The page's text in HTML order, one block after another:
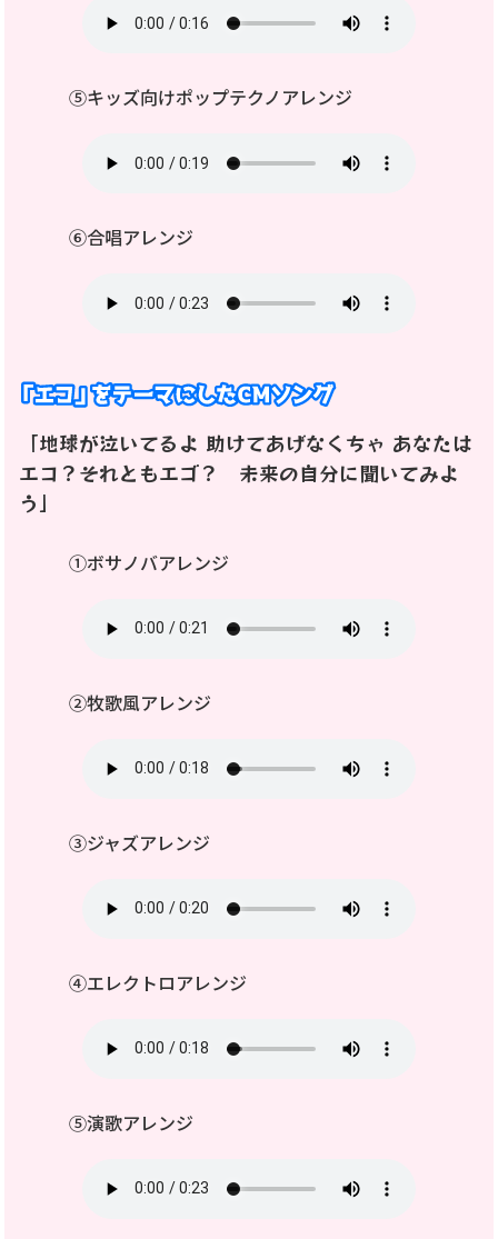
⑤キッズ向けポップテクノアレンジ
⑥合唱アレンジ
「地球が泣いてるよ 助けてあげなくちゃ あなたは
エコ？それともエゴ？ 未来の自分に聞いてみよ
う」
①ボサノバアレンジ
②牧歌風アレンジ
③ジャズアレンジ
④エレクトロアレンジ
⑤演歌アレンジ